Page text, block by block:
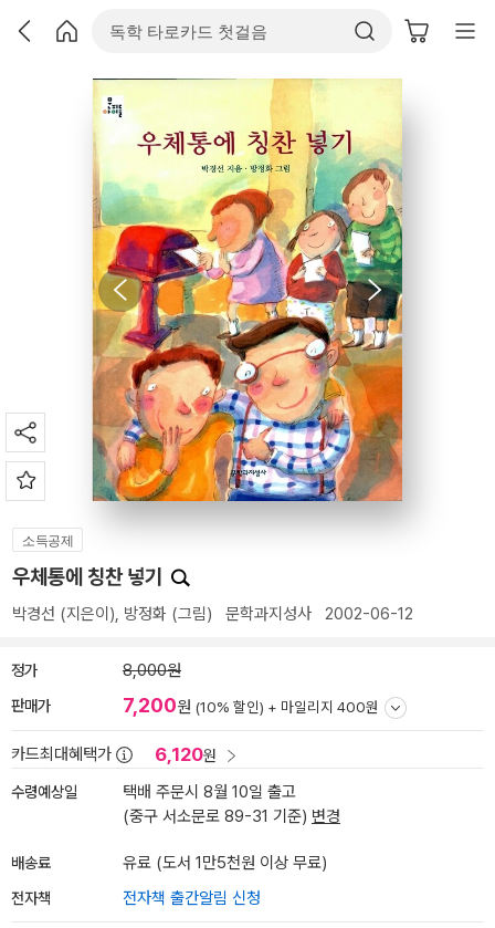
소득공제
우체통에 칭찬 넣기
박경선 (지은이), 방정화 (그림) 문학과지성사 2002-06-12
정가 8,000원
판매가 7,200원 (10% 할인) + 마일리지 400원
카드최대혜택가 6,120원
수령예상일
택배 주문시 8월 10일 출고
(중구 서소문로 89-31 기준) 변경
배송료 유료 (도서 1만5천원 이상 무료)
전자책 전자책 출간알림 신청